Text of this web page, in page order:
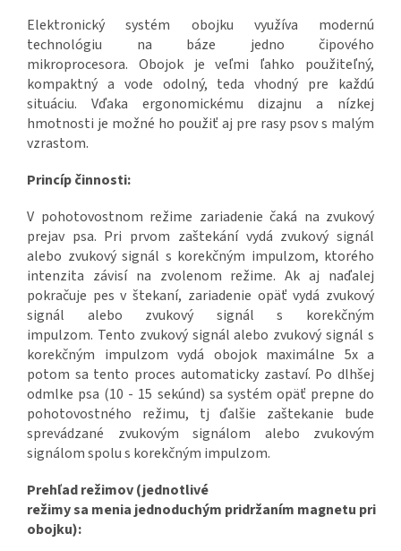
Elektronický systém obojku využíva modernú
technológiu na báze jedno čipového
mikroprocesora. Obojok je veľmi ľahko použiteľný,
kompaktný a vode odolný, teda vhodný pre každú
situáciu. Vďaka ergonomickému dizajnu a nízkej
hmotnosti je možné ho použiť aj pre rasy psov s malým
vzrastom.
Princíp činnosti:
V pohotovostnom režime zariadenie čaká na zvukový
prejav psa. Pri prvom zaštekání vydá zvukový signál
alebo zvukový signál s korekčným impulzom, ktorého
intenzita závisí na zvolenom režime. Ak aj naďalej
pokračuje pes v štekaní, zariadenie opäť vydá zvukový
signál alebo zvukový signál s korekčným
impulzom. Tento zvukový signál alebo zvukový signál s
korekčným impulzom vydá obojok maximálne 5x a
potom sa tento proces automaticky zastaví. Po dlhšej
odmlke psa (10 - 15 sekúnd) sa systém opäť prepne do
pohotovostného režimu, tj ďalšie zaštekanie bude
sprevádzané zvukovým signálom alebo zvukovým
signálom spolu s korekčným impulzom.
Prehľad režimov (jednotlivé
režimy sa menia jednoduchým pridržaním magnetu pri
obojku):